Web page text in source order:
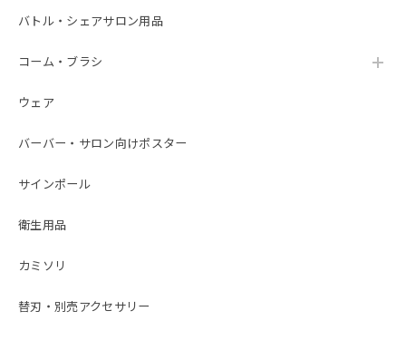
バトル・シェアサロン用品
コーム・ブラシ
ウェア
バーバー・サロン向けポスター
サインポール
衛生用品
カミソリ
替刃・別売アクセサリー